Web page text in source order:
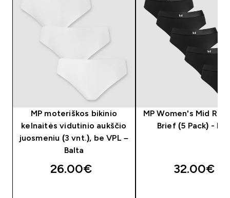
MP moteriškos bikinio
kelnaitės vidutinio aukščio
juosmeniu (3 vnt.), be VPL –
Balta
26.00€‎
MP Women's Mid
Brief (5 Pack) -
32.00€‎